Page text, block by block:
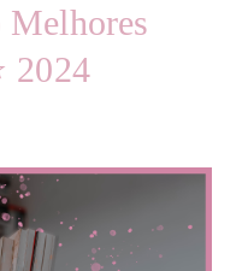
2024